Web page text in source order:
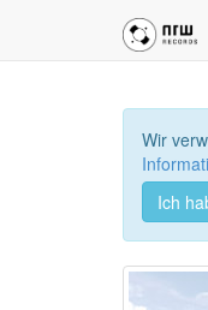
Wir
Ich